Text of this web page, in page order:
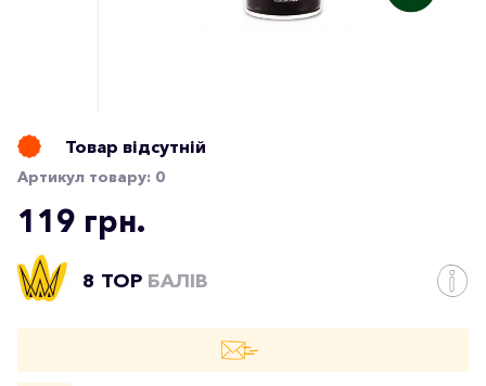
Товар відсутній
Артикул товару: 0
119 грн.
8 TOP БАЛІВ